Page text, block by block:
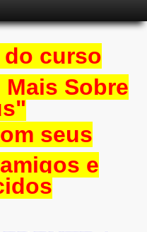
curso
Mais Sobre
seus
e